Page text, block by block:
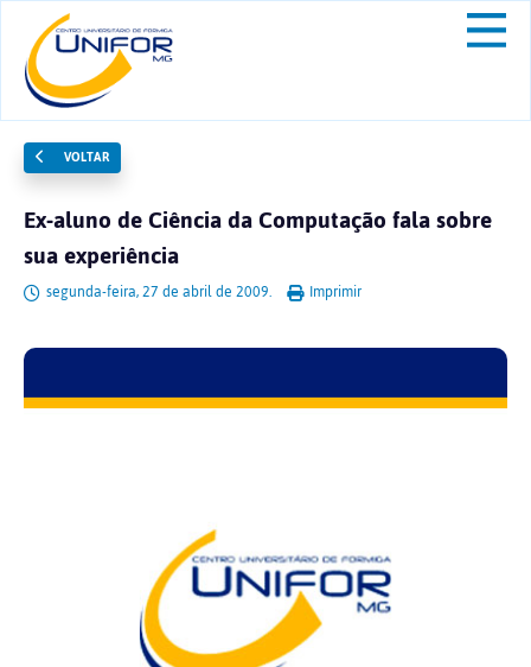
VOLTAR
Ex-aluno de Ciência da Computação fala sobre
sua experiência
segunda-feira, 27 de abril de 2009. Imprimir